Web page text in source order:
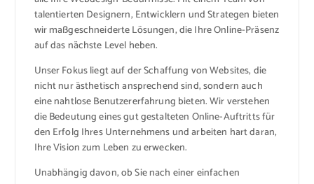
talentierten Designern, Entwicklern und Strategen bieten
wir maßgeschneiderte Lösungen, die Ihre Online-Präsenz
auf das nächste Level heben.
Unser Fokus liegt auf der Schaffung von Websites, die
nicht nur ästhetisch ansprechend sind, sondern auch
eine nahtlose Benutzererfahrung bieten. Wir verstehen
die Bedeutung eines gut gestalteten Online-Auftritts für
den Erfolg Ihres Unternehmens und arbeiten hart daran,
Ihre Vision zum Leben zu erwecken.
Unabhängig davon, ob Sie nach einer einfachen